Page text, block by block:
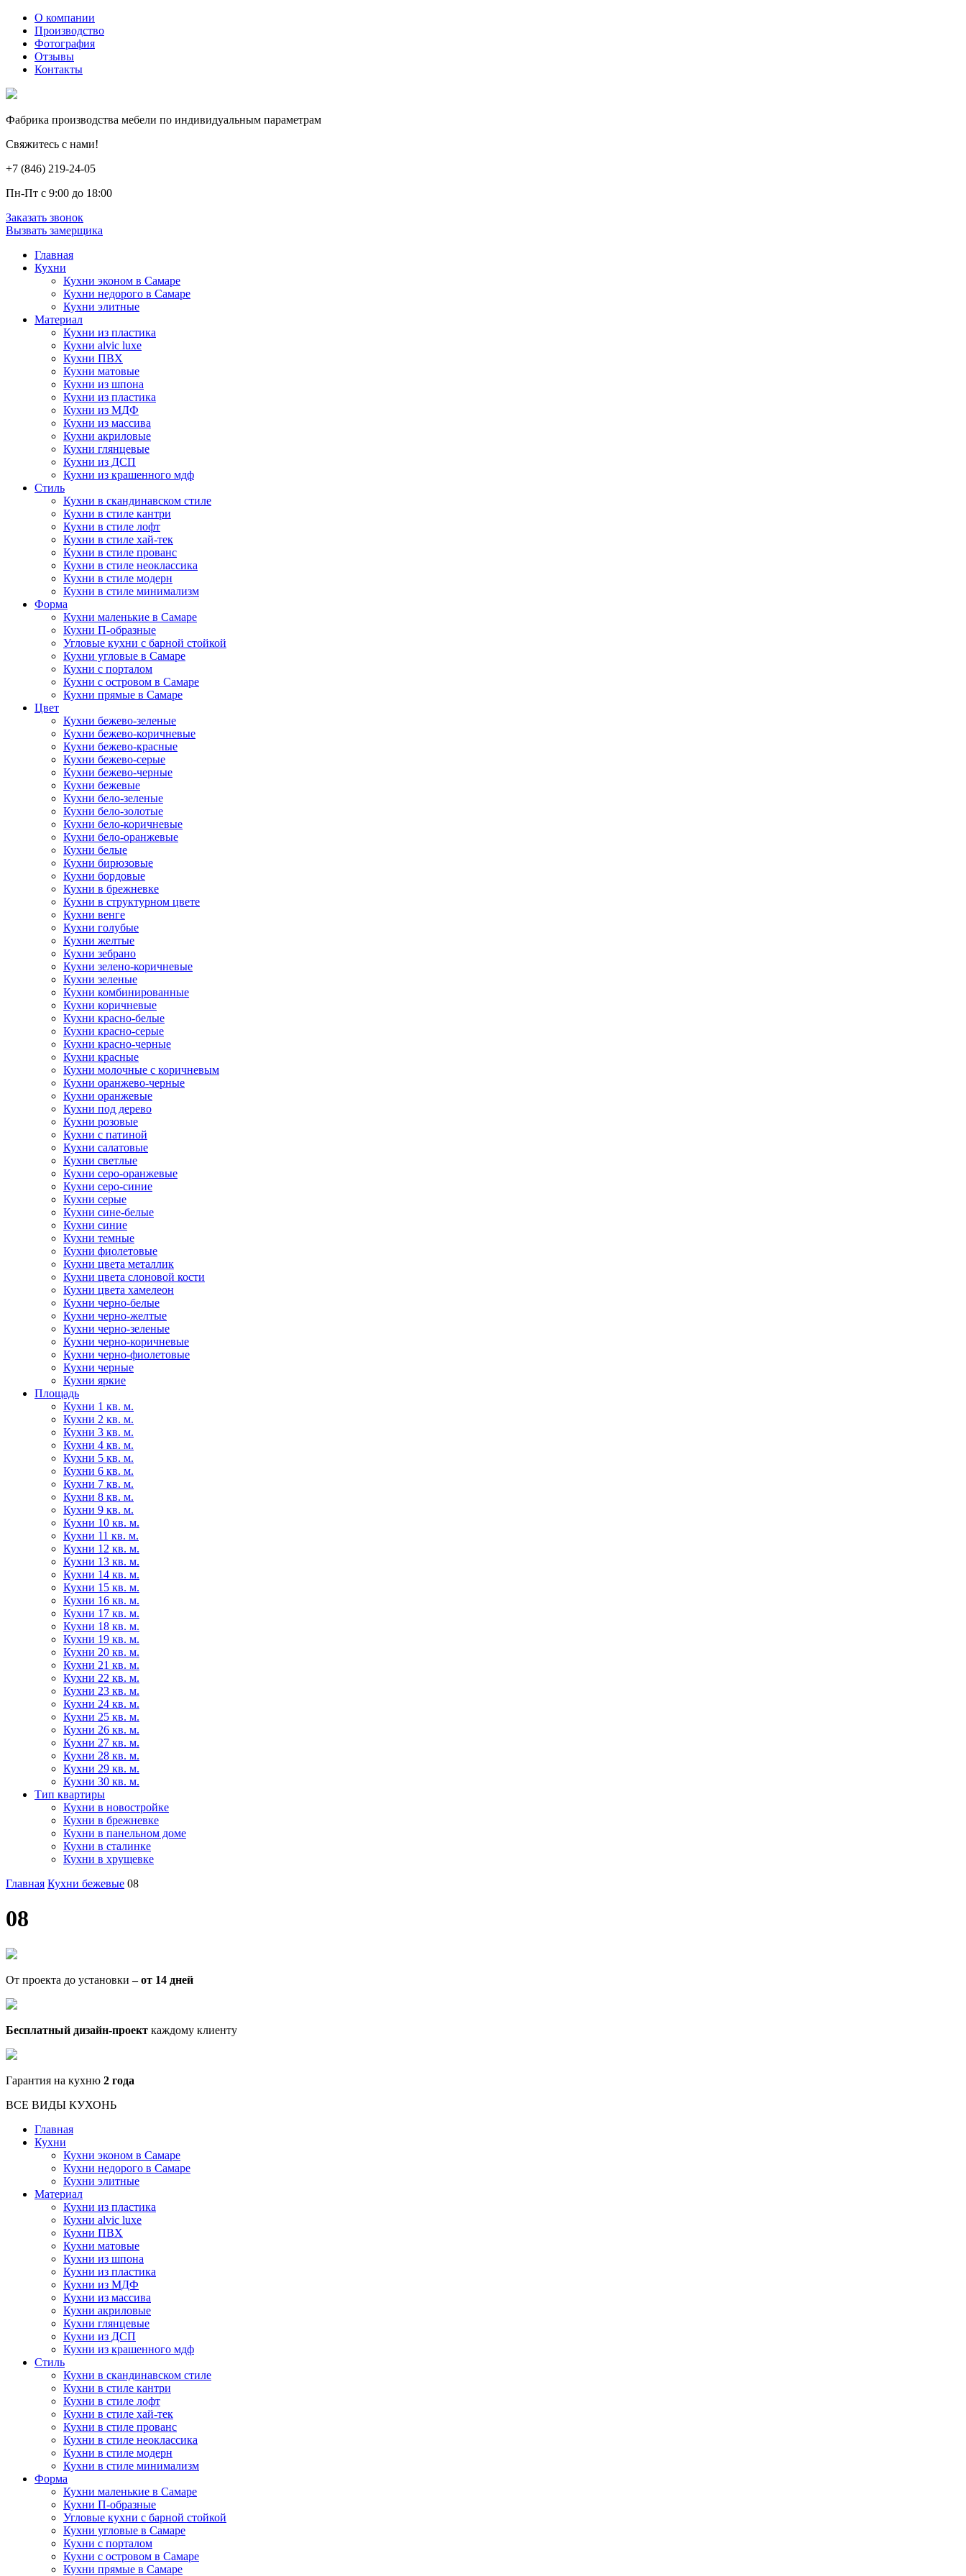
О компании
Производство
Фотография
Отзывы
Контакты
Фабрика производства мебели по индивидуальным параметрам
Свяжитесь с нами!
+7 (846) 219-24-05
Пн-Пт с 9:00 до 18:00
Заказать звонок
Вызвать замерщика
Главная
Кухни
Кухни эконом в Самаре
Кухни недорого в Самаре
Кухни элитные
Материал
Кухни из пластика
Кухни alvic luxe
Кухни ПВХ
Кухни матовые
Кухни из шпона
Кухни из пластика
Кухни из МДФ
Кухни из массива
Кухни акриловые
Кухни глянцевые
Кухни из ДСП
Кухни из крашенного мдф
Стиль
Кухни в скандинавском стиле
Кухни в стиле кантри
Кухни в стиле лофт
Кухни в стиле хай-тек
Кухни в стиле прованс
Кухни в стиле неоклассика
Кухни в стиле модерн
Кухни в стиле минимализм
Форма
Кухни маленькие в Самаре
Кухни П-образные
Угловые кухни с барной стойкой
Кухни угловые в Самаре
Кухни с порталом
Кухни с островом в Самаре
Кухни прямые в Самаре
Цвет
Кухни бежево-зеленые
Кухни бежево-коричневые
Кухни бежево-красные
Кухни бежево-серые
Кухни бежево-черные
Кухни бежевые
Кухни бело-зеленые
Кухни бело-золотые
Кухни бело-коричневые
Кухни бело-оранжевые
Кухни белые
Кухни бирюзовые
Кухни бордовые
Кухни в брежневке
Кухни в структурном цвете
Кухни венге
Кухни голубые
Кухни желтые
Кухни зебрано
Кухни зелено-коричневые
Кухни зеленые
Кухни комбинированные
Кухни коричневые
Кухни красно-белые
Кухни красно-серые
Кухни красно-черные
Кухни красные
Кухни молочные с коричневым
Кухни оранжево-черные
Кухни оранжевые
Кухни под дерево
Кухни розовые
Кухни с патиной
Кухни салатовые
Кухни светлые
Кухни серо-оранжевые
Кухни серо-синие
Кухни серые
Кухни сине-белые
Кухни синие
Кухни темные
Кухни фиолетовые
Кухни цвета металлик
Кухни цвета слоновой кости
Кухни цвета хамелеон
Кухни черно-белые
Кухни черно-желтые
Кухни черно-зеленые
Кухни черно-коричневые
Кухни черно-фиолетовые
Кухни черные
Кухни яркие
Площадь
Кухни 1 кв. м.
Кухни 2 кв. м.
Кухни 3 кв. м.
Кухни 4 кв. м.
Кухни 5 кв. м.
Кухни 6 кв. м.
Кухни 7 кв. м.
Кухни 8 кв. м.
Кухни 9 кв. м.
Кухни 10 кв. м.
Кухни 11 кв. м.
Кухни 12 кв. м.
Кухни 13 кв. м.
Кухни 14 кв. м.
Кухни 15 кв. м.
Кухни 16 кв. м.
Кухни 17 кв. м.
Кухни 18 кв. м.
Кухни 19 кв. м.
Кухни 20 кв. м.
Кухни 21 кв. м.
Кухни 22 кв. м.
Кухни 23 кв. м.
Кухни 24 кв. м.
Кухни 25 кв. м.
Кухни 26 кв. м.
Кухни 27 кв. м.
Кухни 28 кв. м.
Кухни 29 кв. м.
Кухни 30 кв. м.
Тип квартиры
Кухни в новостройке
Кухни в брежневке
Кухни в панельном доме
Кухни в сталинке
Кухни в хрущевке
Главная Кухни бежевые 08
08
От проекта до установки– от 14 дней
Бесплатный дизайн-проект каждому клиенту
Гарантия на кухню 2 года
ВСЕ ВИДЫ КУХОНЬ
Главная
Кухни
Кухни эконом в Самаре
Кухни недорого в Самаре
Кухни элитные
Материал
Кухни из пластика
Кухни alvic luxe
Кухни ПВХ
Кухни матовые
Кухни из шпона
Кухни из пластика
Кухни из МДФ
Кухни из массива
Кухни акриловые
Кухни глянцевые
Кухни из ДСП
Кухни из крашенного мдф
Стиль
Кухни в скандинавском стиле
Кухни в стиле кантри
Кухни в стиле лофт
Кухни в стиле хай-тек
Кухни в стиле прованс
Кухни в стиле неоклассика
Кухни в стиле модерн
Кухни в стиле минимализм
Форма
Кухни маленькие в Самаре
Кухни П-образные
Угловые кухни с барной стойкой
Кухни угловые в Самаре
Кухни с порталом
Кухни с островом в Самаре
Кухни прямые в Самаре